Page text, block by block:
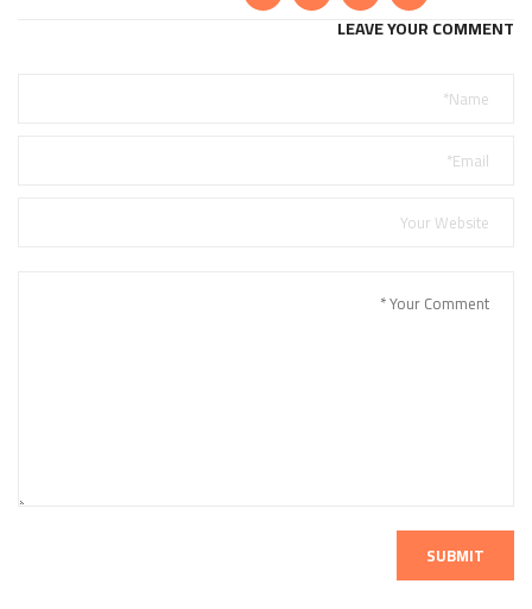
LEAVE YOUR COMMENT
SUBMIT